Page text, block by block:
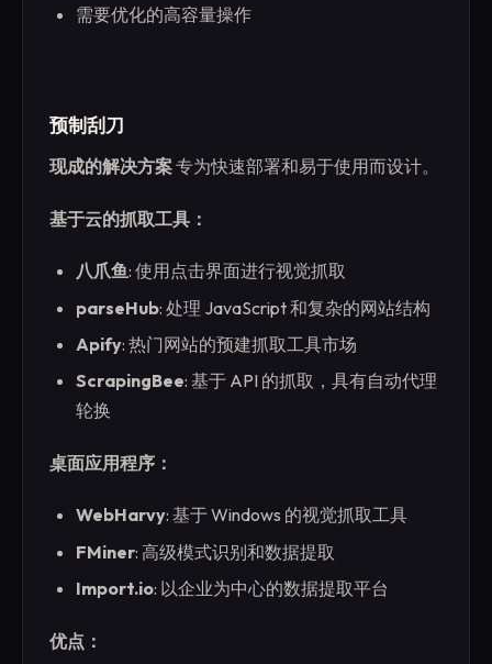
需要优化的高容量操作
预制刮刀
现成的解决方案专为快速部署和易于使用而设计。
基于云的抓取工具：
八爪鱼: 使用点击界面进行视觉抓取
parseHub: 处理 JavaScript 和复杂的网站结构
Apify: 热门网站的预建抓取工具市场
ScrapingBee: 基于 API 的抓取，具有自动代理
轮换
桌面应用程序：
WebHarvy: 基于 Windows 的视觉抓取工具
FMiner: 高级模式识别和数据提取
Import.io: 以企业为中心的数据提取平台
优点：